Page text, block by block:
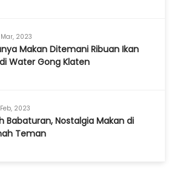
Mar, 2023
Makan Ditemani Ribuan Ikan
Water Gong Klaten
Feb, 2023
Babaturan, Nostalgia Makan di
Teman